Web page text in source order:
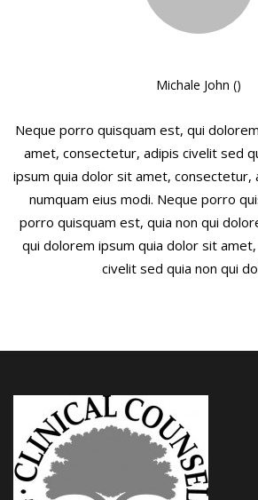
Michale John ()
Neque porro quisquam est, qui
amet, consectetur, adipis civelit sed
ipsum quia dolor sit amet, consectetur,
numquam eius modi. Neque porro
porro quisquam est, quia non qui
qui dolorem ipsum quia dolor sit
civelit sed quia non qui